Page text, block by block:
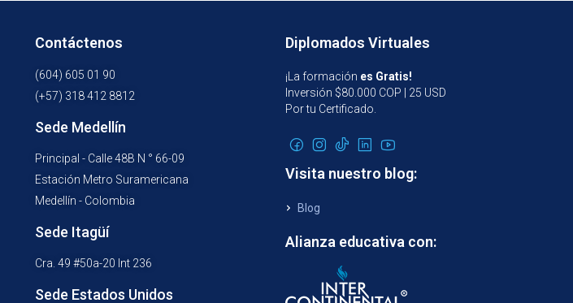
Contáctenos
(604) 605 01 90
(+57) 318 412 8812
Sede Medellín
Principal - Calle 48B N ° 66-09
Estación Metro Suramericana
Medellín - Colombia
Sede Itagüí
Cra. 49 #50a-20 Int 236
Sede Estados Unidos
Diplomados Virtuales
¡La formación es Gratis!
Inversión $80.000 COP | 25 USD
Por tu Certificado.
Visita nuestro blog:
Blog
Alianza educativa con: